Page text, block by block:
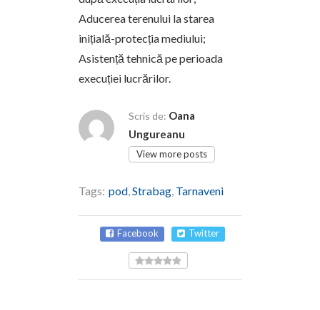
Aducerea terenului la starea
inițială-protecția mediului;
Asistență tehnică pe perioada
execuției lucrărilor.
Scris de: Oana
Ungureanu
View more posts
Tags: pod,Strabag, Tarnaveni
Facebook Twitter